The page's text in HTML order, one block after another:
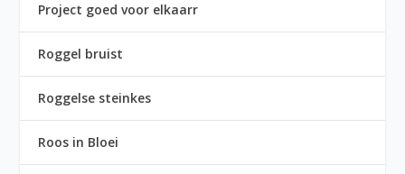
Project goed voor elkaarr
Roggel bruist
Roggelse steinkes
Roos in Bloei